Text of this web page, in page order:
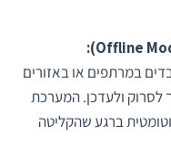
במרתפים או באזורים
לסרוק ולעדכן. המערכת
ברגע שהקליטה